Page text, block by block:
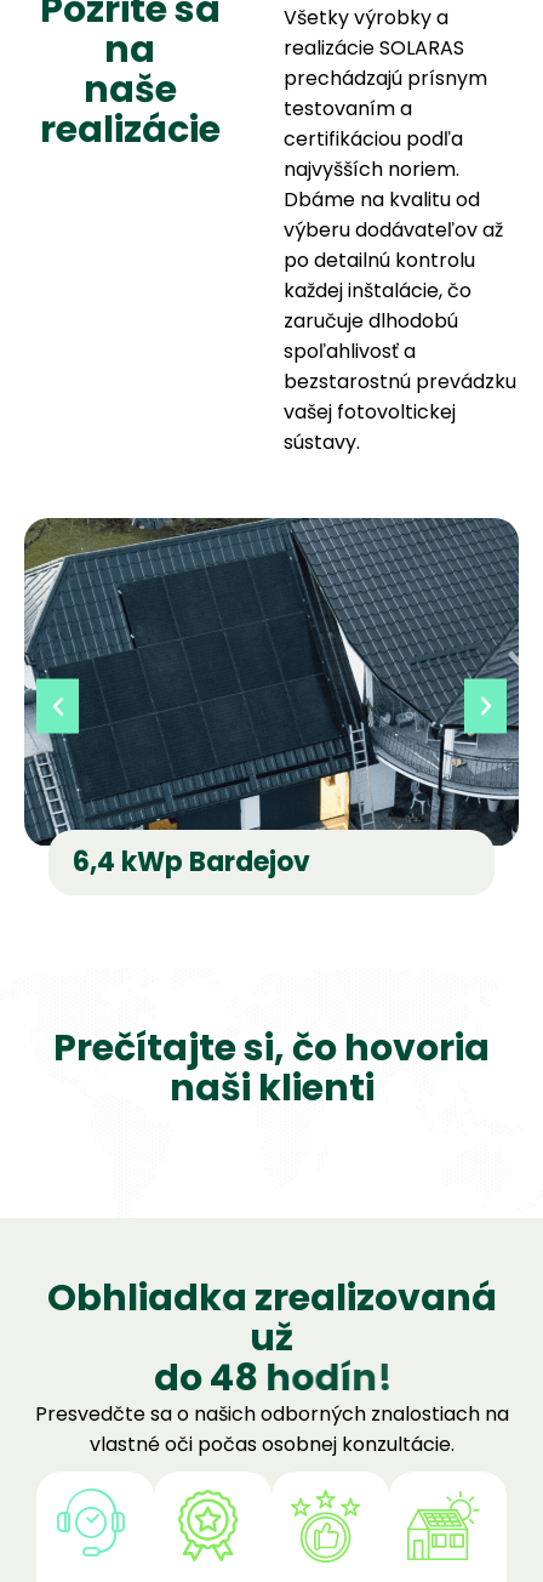
na
naše
realizácie
Všetky výrobky a
realizácie SOLARAS
prechádzajú prísnym
testovaním a
certifikáciou podľa
najvyšších noriem.
Dbáme na kvalitu od
výberu dodávateľov až
po detailnú kontrolu
každej inštalácie, čo
zaručuje dlhodobú
spoľahlivosť a
bezstarostnú prevádzku
vašej fotovoltickej
sústavy.
6,4 kWp Bardejov
Prečítajte si, čo hovoria
naši klienti
Obhliadka zrealizovaná
už
do48 hodín!
Presvedčte sa o našich odborných znalostiach na
vlastné oči počas osobnej konzultácie.